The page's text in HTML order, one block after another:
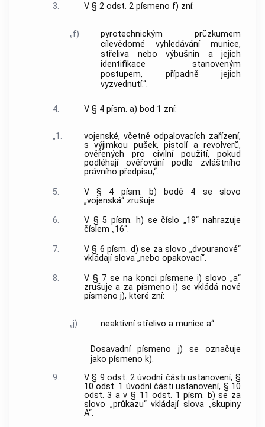
3. V § 2 odst. 2 písmeno f) zní:
„f)
pyrotechnickým průzkumem
cílevědomé vyhledávání munice,
střeliva nebo výbušnin a jejich
identifikace stanoveným
postupem, případně jejich
vyzvednutí.“.
4. V § 4 písm. a) bod 1 zní:
„1.
vojenské, včetně odpalovacích zařízení,
s výjimkou pušek, pistolí a revolverů,
ověřených pro civilní použití, pokud
podléhají ověřování podle zvláštního
právního předpisu,“.
5.
V § 4 písm. b) bodě 4 se slovo
„vojenská“ zrušuje.
6.
V § 5 písm. h) se číslo „19“ nahrazuje
číslem „16“.
7.
V § 6 písm. d) se za slovo „dvouranové“
vkládají slova „nebo opakovací“.
8.
V § 7 se na konci písmene i) slovo „a“
zrušuje a za písmeno i) se vkládá nové
písmeno j), které zní:
„j) neaktivní střelivo a munice a“.
Dosavadní písmeno j) se označuje
jako písmeno k).
9.
V § 9 odst. 2 úvodní části ustanovení, §
10 odst. 1 úvodní části ustanovení, § 10
odst. 3 a v § 11 odst. 1 písm. b) se za
slovo „průkazu“ vkládají slova „skupiny
A“.